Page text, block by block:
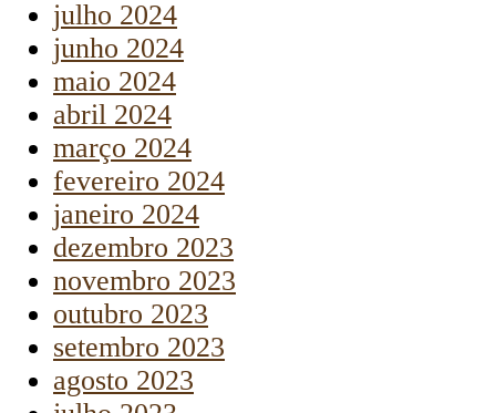
julho 2024
junho 2024
maio 2024
abril 2024
março 2024
fevereiro 2024
janeiro 2024
dezembro 2023
novembro 2023
outubro 2023
setembro 2023
agosto 2023